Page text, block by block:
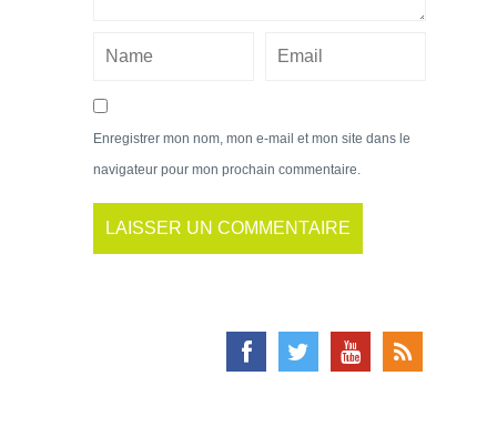
Enregistrer mon nom, mon e-mail et mon site dans le
navigateur pour mon prochain commentaire.